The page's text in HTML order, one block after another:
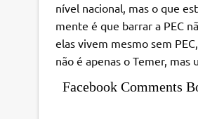
nível nacional, mas o que
mente é que barrar a PEC
elas vivem mesmo sem
não é apenas o Temer,
Facebook Comments